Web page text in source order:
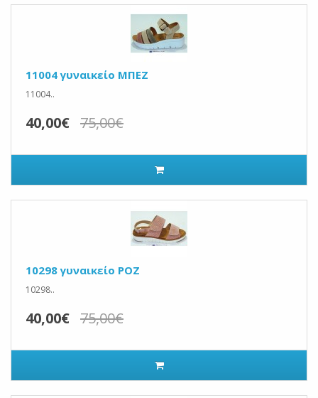
11004 γυναικείο ΜΠΕΖ
11004..
40,00€ 75,00€
10298 γυναικείο ΡΟΖ
10298..
40,00€ 75,00€